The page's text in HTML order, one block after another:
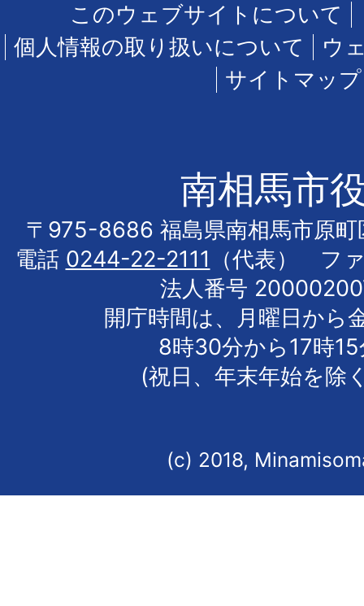
このウェブサイトについて
個人情報の取り扱いについて
ウ
サイトマップ
南相馬市
〒975-8686 福島県南相馬市原町
電話 0244-22-2111
（代表） フ
法人番号
開庁時間は、月曜日から
8時30分から17時
(祝日、年末年始を除
(c) 2018,